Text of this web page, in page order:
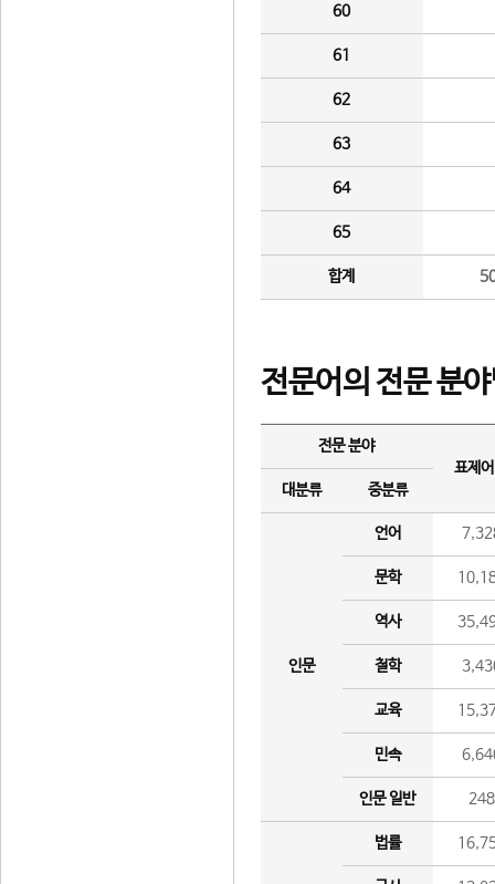
60
61
62
63
64
65
합계
전문어의 전문 분
전문 분야
표제
대분류
중분류
인문
언어
문학
역사
철학
교육
민속
인문 일반 248
법률